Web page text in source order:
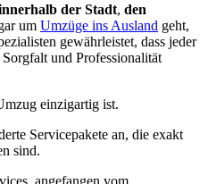
der Stadt, den
um Umzüge ins Ausland geht,
gewährleistet, dass jeder
und Professionalität
einzigartig ist.
Servicepakete an, die exakt
sind.
angefangen vom